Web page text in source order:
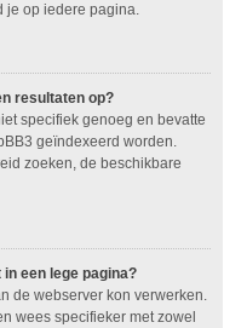
je op iedere pagina.
resultaten op?
specifiek genoeg en bevatte
geïndexeerd worden.
zoeken, de beschikbare
een lege pagina?
de webserver kon verwerken.
wees specifieker met zowel